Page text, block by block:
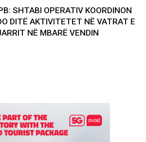
SHTABI OPERATIV KOORDINON
DITË AKTIVITETET NË VATRAT E
NË MBARË VENDIN